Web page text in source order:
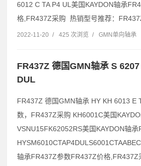
6012 C TA P4 UL美国KAYDON轴承
格,FR437Z采购 热销型号推荐：
2022-11-20 / 425 次浏览 / GMN单向轴承
FR437Z 德国GMN轴承 S
DUL
FR437Z 德国GMN轴承 HY KH 6013 E
数，FR437Z采购 KH6001C美国
VSNU15FK62052RS美国KAYDON轴
轴承FR437Z参数FR437Z价格,FR437Z